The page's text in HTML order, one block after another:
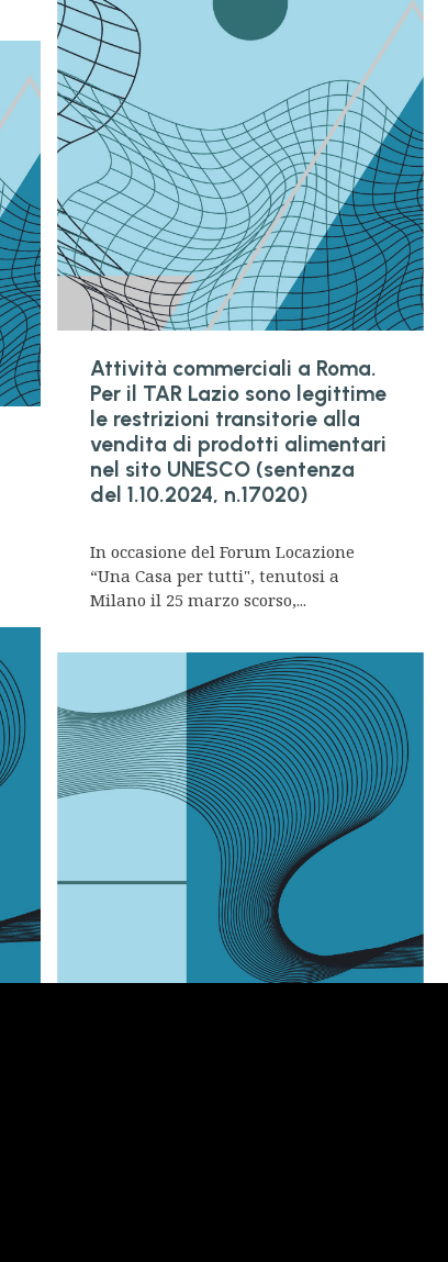
Attività commerciali a Roma.
Per il TAR Lazio sono legittime
le restrizioni transitorie alla
vendita di prodotti alimentari
nel sito UNESCO (sentenza
del 1.10.2024, n.17020)
In occasione del Forum Locazione
“Una Casa per tutti", tenutosi a
Milano il 25 marzo scorso,...